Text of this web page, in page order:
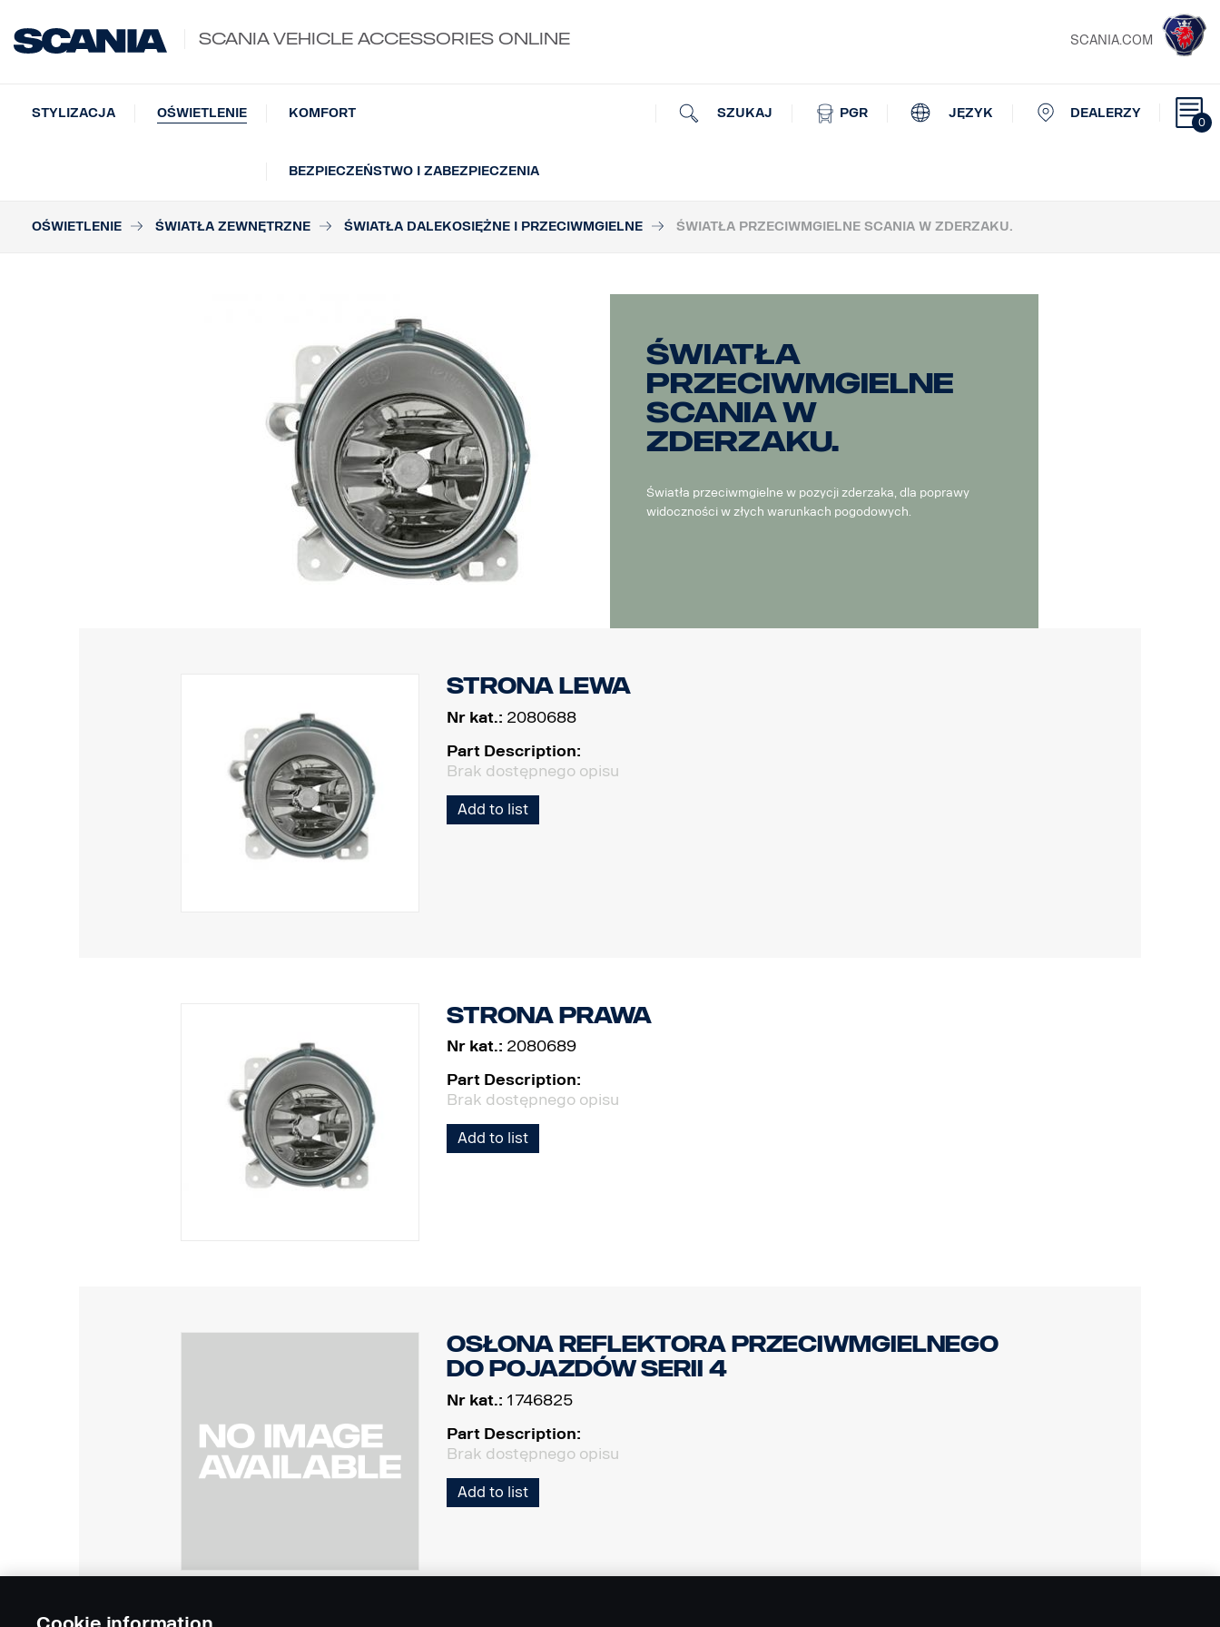
SCANIA VEHICLE ACCESSORIES ONLINE SCANIA.COM
0
SZUKAJ PGR JĘZYK DEALERZY
STYLIZACJA OŚWIETLENIE KOMFORT
BEZPIECZEŃSTWO I ZABEZPIECZENIA
OŚWIETLENIE ŚWIATŁA ZEWNĘTRZNE ŚWIATŁA DALEKOSIĘŻNE I PRZECIWMGIELNE ŚWIATŁA PRZECIWMGIELNE SCANIA W ZDERZAKU.
Światła
przeciwmgielne
Scania w
zderzaku.
Światła przeciwmgielne w pozycji zderzaka, dla poprawy
widoczności w złych warunkach pogodowych.
Strona lewa
Nr kat.: 2080688
Part Description:
Brak dostępnego opisu
Add to list
Strona prawa
Nr kat.: 2080689
Part Description:
Brak dostępnego opisu
Add to list
Osłona reflektora przeciwmgielnego
do pojazdów serii 4
Nr kat.: 1746825
Part Description:
Brak dostępnego opisu
Add to list